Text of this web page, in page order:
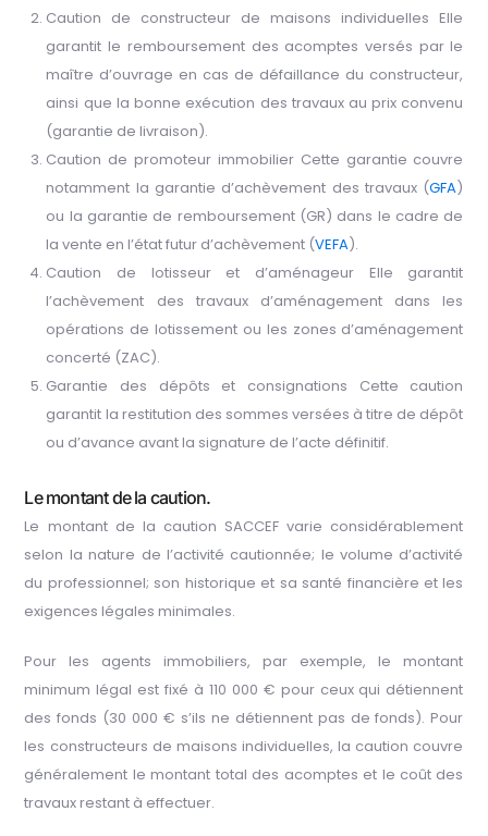
Caution de constructeur de maisons individuelles Elle
garantit le remboursement des acomptes versés par le
maître d’ouvrage en cas de défaillance du constructeur,
ainsi que la bonne exécution des travaux au prix convenu
(garantie de livraison).
Caution de promoteur immobilier Cette garantie couvre
notamment la garantie d’achèvement des travaux (GFA)
ou la garantie de remboursement (GR) dans le cadre de
la vente en l’état futur d’achèvement (VEFA).
Caution de lotisseur et d’aménageur Elle garantit
l’achèvement des travaux d’aménagement dans les
opérations de lotissement ou les zones d’aménagement
concerté (ZAC).
Garantie des dépôts et consignations Cette caution
garantit la restitution des sommes versées à titre de dépôt
ou d’avance avant la signature de l’acte définitif.
Le montant de la caution.
Le montant de la caution SACCEF varie considérablement
selon la nature de l’activité cautionnée; le volume d’activité
du professionnel; son historique et sa santé financière et les
exigences légales minimales.
Pour les agents immobiliers, par exemple, le montant
minimum légal est fixé à 110 000 € pour ceux qui détiennent
des fonds (30 000 € s’ils ne détiennent pas de fonds). Pour
les constructeurs de maisons individuelles, la caution couvre
généralement le montant total des acomptes et le coût des
travaux restant à effectuer.